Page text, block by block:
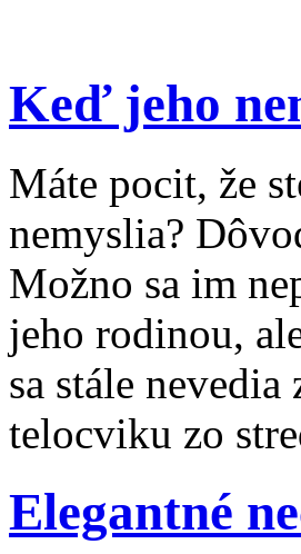
Keď jeho
Máte pocit, že
nemyslia?
Možno sa im
jeho rodinou,
sa stále
telocviku zo
Elegantné